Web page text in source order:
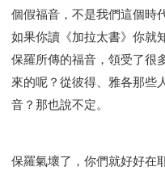
個假福音，不是我們這個時
如果你讀《加拉太書》你就
保羅所傳的福音，領受了很
來的呢？從彼得、雅各那些
音？那也說不定。
保羅氣壞了，你們就好好在